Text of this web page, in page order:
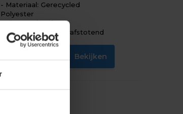
Materiaal: Gerecycled
Polyester
Fit: Regular Fit
Eigenschap: Waterafstotend
139,46Excl. btw Bekijken